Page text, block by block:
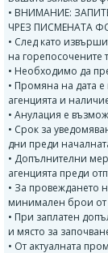
• ВНИМАНИЕ:
ЧРЕЗ ПИСМЕНАТА
• След като
на горепосочените
• Необходимо да
• Промяна на дата
агенцията и
• Анулация е
• Срок за
дни преди
• Допълнителни
агенцията преди
• За провеждането
минимален брои от
• При заплатен
и място за
• От актуалната